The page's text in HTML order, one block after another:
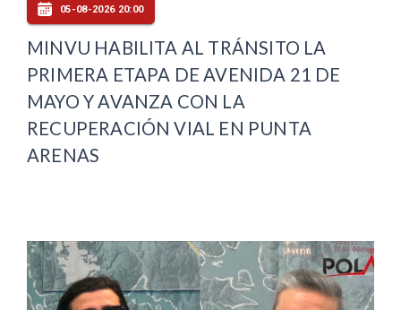
05-08-2026 20:00
MINVU HABILITA AL TRÁNSITO LA
PRIMERA ETAPA DE AVENIDA 21 DE
MAYO Y AVANZA CON LA
RECUPERACIÓN VIAL EN PUNTA
ARENAS